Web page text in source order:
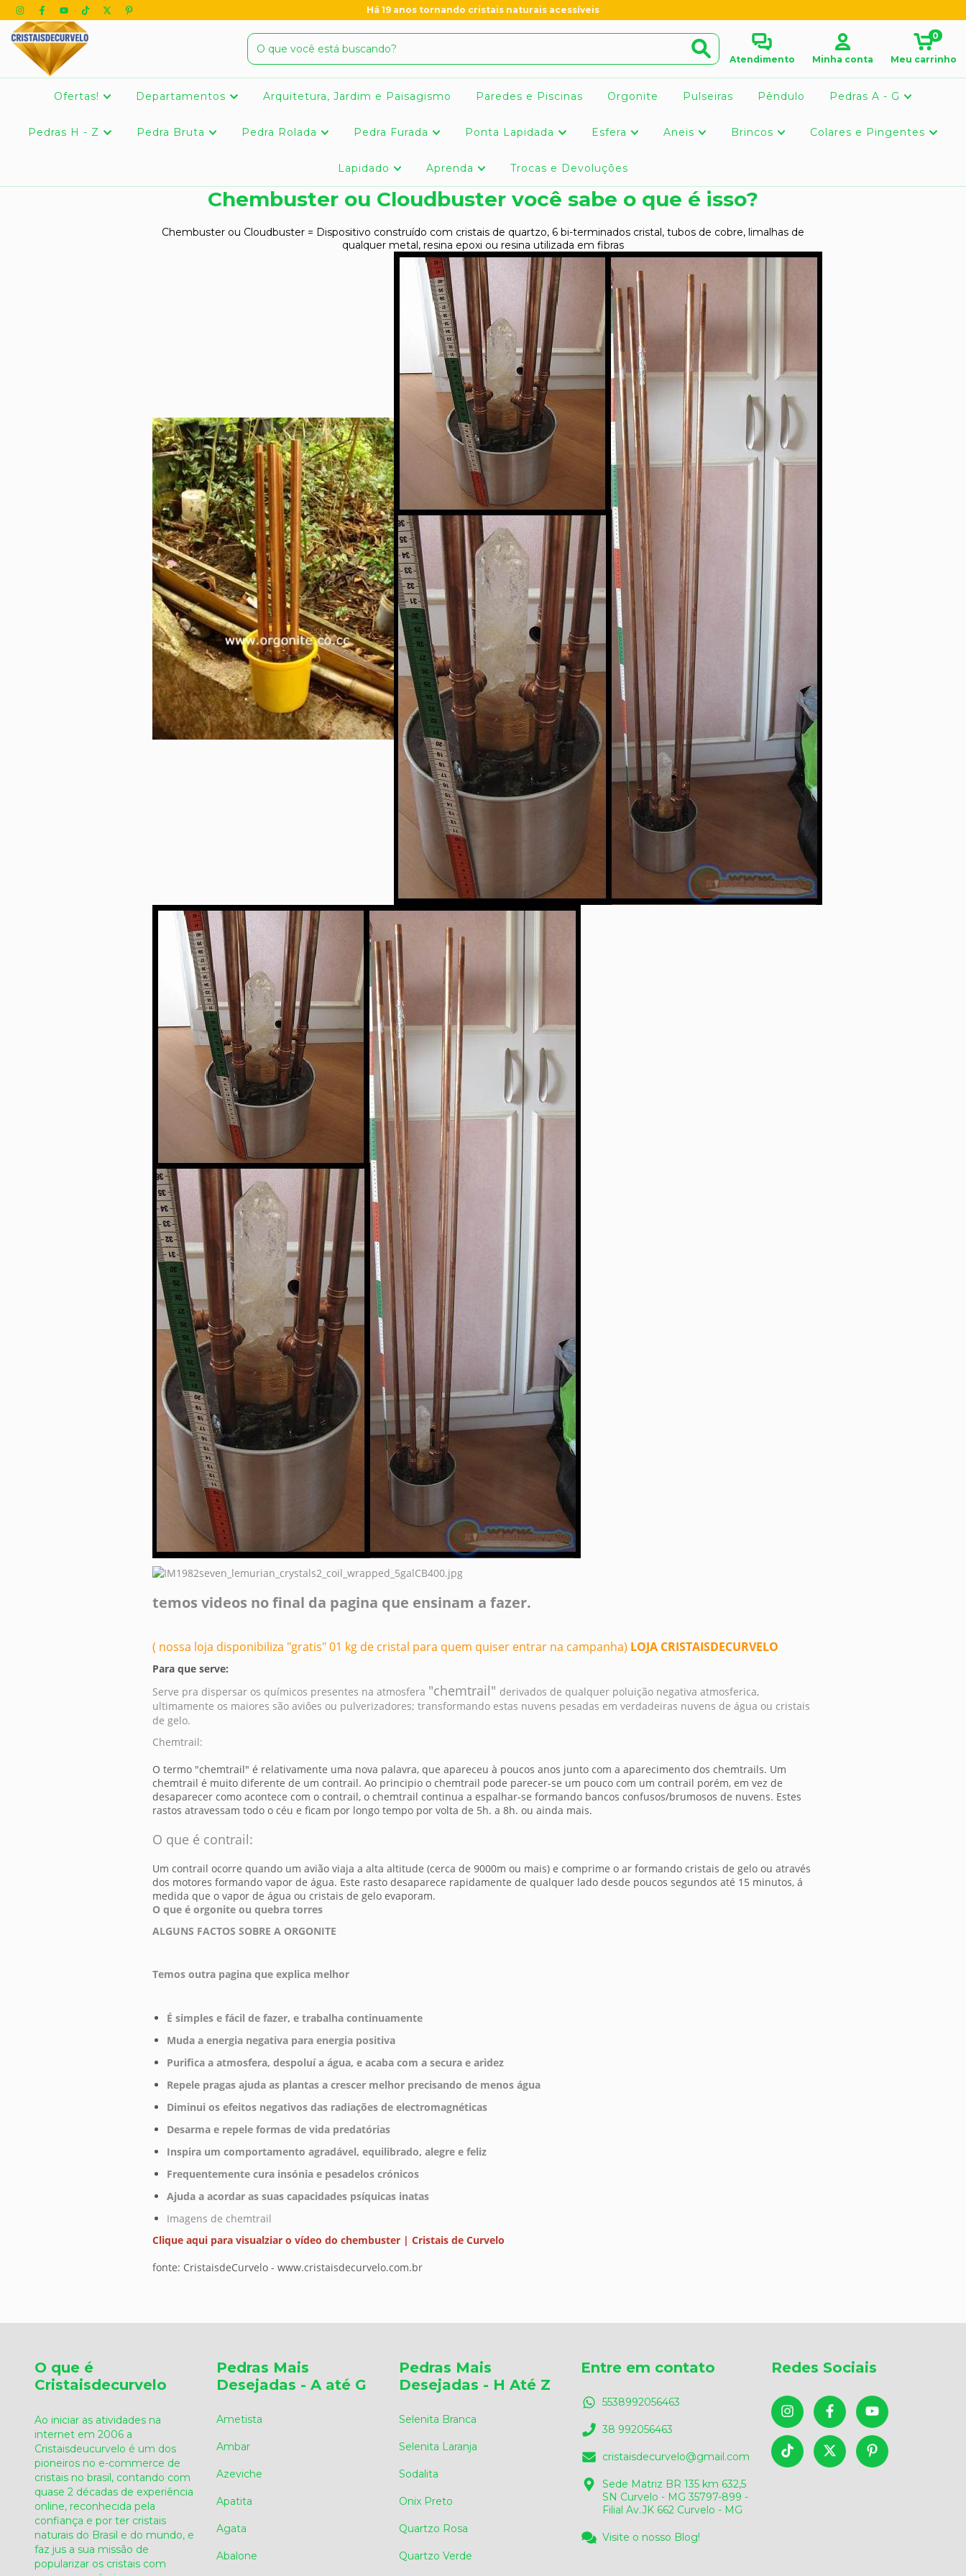
Há 19 anos tornando cristais naturais acessíveis
Atendimento Minha conta Meu carrinho
0
Ofertas! Departamentos Arquitetura, Jardim e Paisagismo Paredes e Piscinas Orgonite Pulseiras Pêndulo Pedras A - G
Pedras H - Z Pedra Bruta Pedra Rolada Pedra Furada Ponta Lapidada Esfera Aneis Brincos Colares e Pingentes
Lapidado Aprenda Trocas e Devoluções
Chembuster ou Cloudbuster você sabe o que é isso?
Chembuster ou Cloudbuster = Dispositivo construído com cristais de quartzo, 6 bi-terminados cristal, tubos de cobre, limalhas de
qualquer metal, resina epoxi ou resina utilizada em fibras
temos videos no final da pagina que ensinam a fazer.
( nossa loja disponibiliza "gratis" 01 kg de cristal para quem quiser entrar na campanha) LOJA CRISTAISDECURVELO
Para que serve:
Serve pra dispersar os químicos presentes na atmosfera "chemtrail" derivados de qualquer poluição negativa atmosferica,
ultimamente os maiores são aviôes ou pulverizadores; transformando estas nuvens pesadas em verdadeiras nuvens de água ou cristais
de gelo.
Chemtrail:
O termo "chemtrail" é relativamente uma nova palavra, que apareceu à poucos anos junto com a aparecimento dos chemtrails. Um
chemtrail é muito diferente de um contrail. Ao principio o chemtrail pode parecer-se um pouco com um contrail porém, em vez de
desaparecer como acontece com o contrail, o chemtrail continua a espalhar-se formando bancos confusos/brumosos de nuvens. Estes
rastos atravessam todo o céu e ficam por longo tempo por volta de 5h. a 8h. ou ainda mais.
O que é contrail:
Um contrail ocorre quando um avião viaja a alta altitude (cerca de 9000m ou mais) e comprime o ar formando cristais de gelo ou através
dos motores formando vapor de água. Este rasto desaparece rapidamente de qualquer lado desde poucos segundos até 15 minutos, á
medida que o vapor de água ou cristais de gelo evaporam.
O que é orgonite ou quebra torres
ALGUNS FACTOS SOBRE A ORGONITE
Temos outra pagina que explica melhor
É simples e fácil de fazer, e trabalha continuamente
Muda a energia negativa para energia positiva
Purifica a atmosfera, despoluí a água, e acaba com a secura e aridez
Repele pragas ajuda as plantas a crescer melhor precisando de menos água
Diminui os efeitos negativos das radiações de electromagnéticas
Desarma e repele formas de vida predatórias
Inspira um comportamento agradável, equilibrado, alegre e feliz
Frequentemente cura insónia e pesadelos crónicos
Ajuda a acordar as suas capacidades psíquicas inatas
Imagens de chemtrail
Clique aqui para visualziar o vídeo do chembuster | Cristais de Curvelo
fonte: CristaisdeCurvelo - www.cristaisdecurvelo.com.br
O que é
Cristaisdecurvelo
Ao iniciar as atividades na
internet em 2006 a
Cristaisdeucurvelo é um dos
pioneiros no e-commerce de
cristais no brasil, contando com
quase 2 décadas de experiência
online, reconhecida pela
confiança e por ter cristais
naturais do Brasil e do mundo, e
faz jus a sua missão de
popularizar os cristais com
Pedras Mais
Desejadas - A até G
Ametista
Ambar
Azeviche
Apatita
Agata
Abalone
Pedras Mais
Desejadas - H Até Z
Selenita Branca
Selenita Laranja
Sodalita
Onix Preto
Quartzo Rosa
Quartzo Verde
Entre em contato
5538992056463
38 992056463
cristaisdecurvelo@gmail.com
Sede Matriz BR 135 km 632,5
SN Curvelo - MG 35797-899 -
Filial Av.JK 662 Curvelo - MG
Visite o nosso Blog!
Redes Sociais